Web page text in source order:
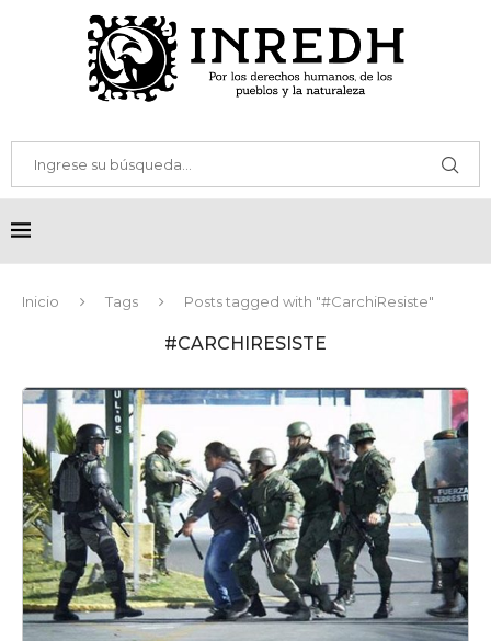
Inicio Tags Posts tagged with "#CarchiResiste"
#CARCHIRESISTE